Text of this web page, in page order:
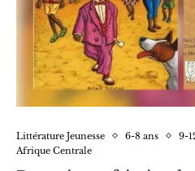
Littérature Jeunesse 6-8 ans 9-
Afrique Centrale